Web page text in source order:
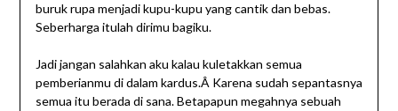
buruk rupa menjadi kupu-kupu yang cantik dan bebas.
Seberharga itulah dirimu bagiku.
Jadi jangan salahkan aku kalau kuletakkan semua
pemberianmu di dalam kardus.Â Karena sudah sepantasnya
semua itu berada di sana. Betapapun megahnya sebuah